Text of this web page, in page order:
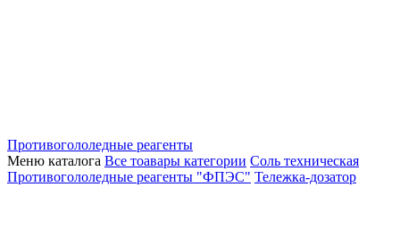
Противогололедные реагенты
Меню каталога Все тоавары категории Соль техническая
Противогололедные реагенты "ФПЭС" Тележка-дозатор